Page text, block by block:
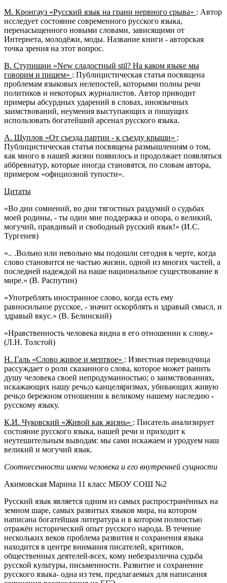
М. Кронгауз «Русский язык на грани нервного срыва» : Автор
исследует состояние современного русского языка,
перенасыщенного новыми словами, зависящими от
Интернета, молодёжи, моды. Название книги - авторская
точка зрения на этот вопрос.
В. Ступишин «New сладостный stil? На каком языке мы
говорим и пишем» : Публицистическая статья посвящена
проблемам языковых нелепостей, которыми полны речи
политиков и некоторых журналистов. Автор приводит
примеры абсурдных ударений в словах, иноязычных
заимствований, неумения выступающих и пишущих
использовать богатейший арсенал русского языка.
А. Щуплов «От съезда партии - к съезду крыши» :
Публицистическая статья посвящена размышлениям о том,
как много в нашей жизни появилось и продолжает появляться
аббревиатур, которые иногда становятся, по словам автора,
примером «официозной тупости».
Цитаты
«Во дни сомнений, во дни тягостных раздумий о судьбах
моей родины, - ты один мне поддержка и опора, о великий,
могучий, правдивый и свободный русский язык!» (И.С.
Тургенев)
«.. .Вольно или невольно мы подошли сегодня к черте, когда
слово становится не частью жизни, одной из многих частей, а
последней надеждой на наше национальное существование в
мире.» (В. Распутин)
«Употреблять иностранное слово, когда есть ему
равносильное русское, - значит оскорблять и здравый смысл, и
здравый вкус.» (В. Белинский)
«Нравственность человека видна в его отношении к слову.»
(Л.Н. Толстой)
Н. Галь «Слово живое и мертвое» : Известная переводчица
рассуждает о роли сказанного слова, которое может ранить
душу человека своей непродуманностью; о заимствованиях,
искажающих нашу речь;о канцеляризмах, убивающих живую
речь;о бережном отношении к великому нашему наследию -
русскому языку.
К.И. Чуковский «Живой как жизнь» : Писатель анализирует
состояние русского языка, нашей речи и приходит к
неутешительным выводам: мы сами искажаем и уродуем наш
великий и могучий язык.
Соотнесенности имени человека и его внутренней сущности
Акимовская Марина 11 класс МБОУ СОШ №2
Русский язык является одним из самых распространённых на
земном шаре, самых развитых языков мира, на котором
написана богатейшая литература и в котором полностью
отражён исторический опыт русского народа. В течение
нескольких веков проблема развития и сохранения языка
находится в центре внимания писателей, критиков,
общественных деятелей-всех, кому небезразлична судьба
русской культуры, письменности. Развитие и сохранение
русского языка- одна из тем, предлагаемых для написания